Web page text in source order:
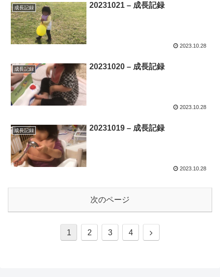
成長記録 20231021 – 成長記録
2023.10.28
成長記録 20231020 – 成長記録
2023.10.28
成長記録 20231019 – 成長記録
2023.10.28
次のページ
1 2 3 4
次